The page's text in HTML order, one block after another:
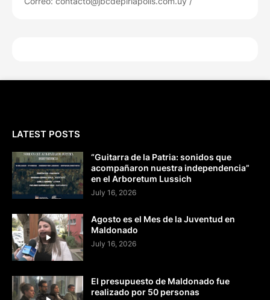
LATEST POSTS
“Guitarra de la Patria: sonidos que
acompañaron nuestra independencia”
en el Arboretum Lussich
July 16, 2026
Agosto es el Mes de la Juventud en
Maldonado
July 16, 2026
El presupuesto de Maldonado fue
realizado por 50 personas